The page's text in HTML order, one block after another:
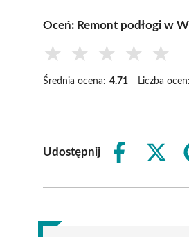
Oceń: Remont podłogi w
★ ★ ★ ★ ★
Średnia ocena: 4.71 Liczba ocen:
Udostępnij
Share
Share